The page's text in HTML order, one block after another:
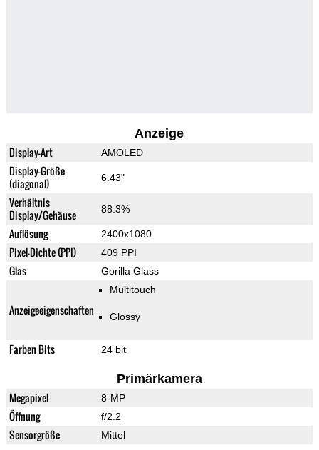
Anzeige
Display-Art AMOLED
Display-Größe
(diagonal)
6.43"
Verhältnis
Display/Gehäuse
88.3%
Auflösung 2400x1080
Pixel-Dichte (PPI) 409 PPI
Glas Gorilla Glass
Anzeigeeigenschaften
Multitouch
Glossy
Farben Bits 24 bit
Primärkamera
Megapixel 8-MP
Öffnung f/2.2
Sensorgröße Mittel